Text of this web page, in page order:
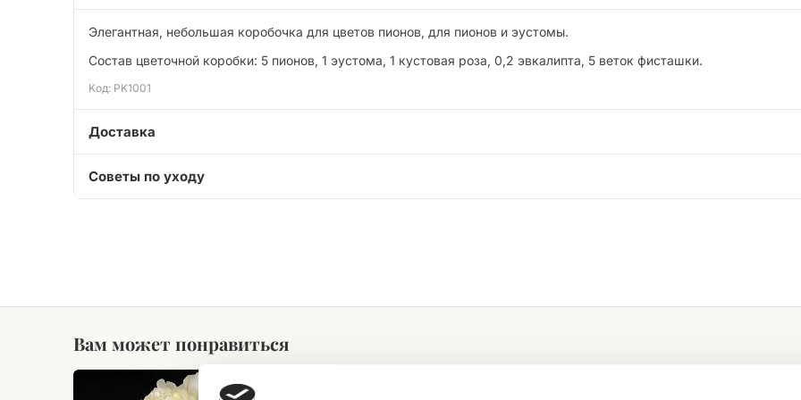
Элегантная, небольшая коробочка для цветов пионов, для пионов и эустомы.
Состав цветочной коробки: 5 пионов, 1 эустома, 1 кустовая роза, 0,2 эвкалипта, 5 веток фисташки.
Kод: PK1001
Доставка
Советы по уходу
Вам может понравиться
Букет